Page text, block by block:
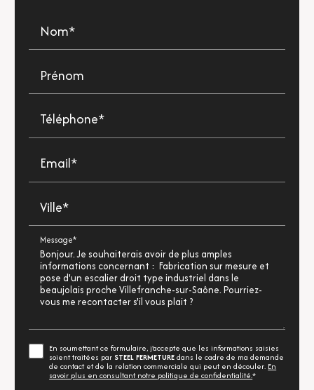
Nom*
Prénom
Téléphone*
Email*
Ville*
Message*
En soumettant ce formulaire, j'accepte que les informations saisies
soient traitées par STEEL FERMETUREdans le cadre de ma demande
de contact et de la relation commerciale qui peut en découler. En
savoir plus en consultant notre politique de confidentialité.*